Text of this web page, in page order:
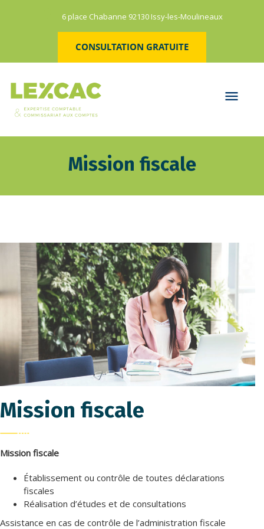
6 place Chabanne 92130 Issy-les-Moulineaux
CONSULTATION GRATUITE
Mission fiscale
Mission fiscale
Mission fiscale
Établissement ou contrôle de toutes déclarations
fiscales
Réalisation d’études et de consultations
Assistance en cas de contrôle de l’administration fiscale